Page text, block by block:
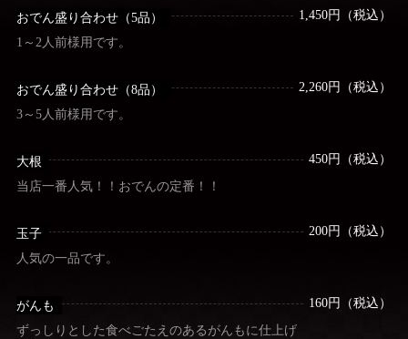
おでん盛り合わせ（5品）
1～2人前様用です。
1,450円（税込）
おでん盛り合わせ（8品）
3～5人前様用です。
2,260円（税込）
大根
当店一番人気！！おでんの定番！！
450円（税込）
玉子
人気の一品です。
200円（税込）
がんも
ずっしりとした食べごたえのあるがんもに仕上げ
160円（税込）